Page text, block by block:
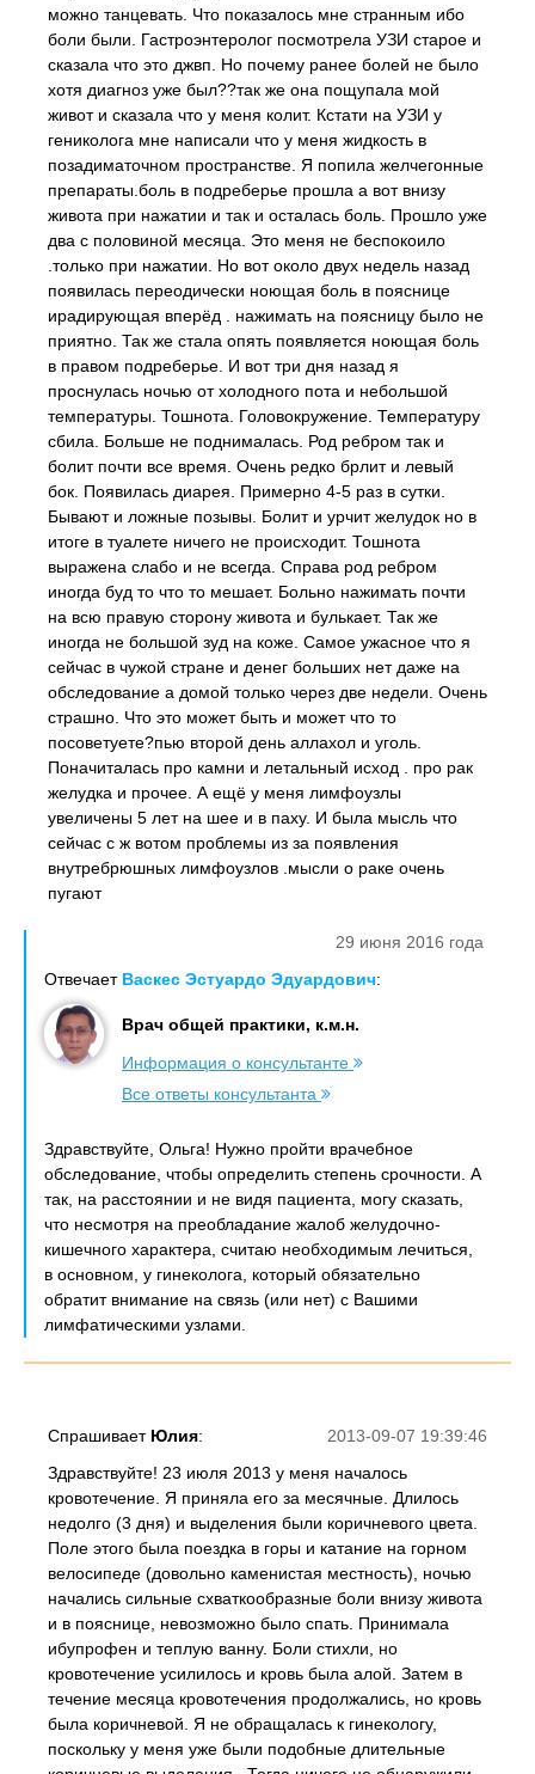
можно танцевать. Что показалось мне странным ибо
боли были. Гастроэнтеролог посмотрела УЗИ старое и
сказала что это джвп. Но почему ранее болей не было
хотя диагноз уже был??так же она пощупала мой
живот и сказала что у меня колит. Кстати на УЗИ у
гениколога мне написали что у меня жидкость в
позадиматочном пространстве. Я попила желчегонные
препараты.боль в подреберье прошла а вот внизу
живота при нажатии и так и осталась боль. Прошло уже
два с половиной месяца. Это меня не беспокоило
.только при нажатии. Но вот около двух недель назад
появилась переодически ноющая боль в пояснице
ирадирующая вперёд . нажимать на поясницу было не
приятно. Так же стала опять появляется ноющая боль
в правом подреберье. И вот три дня назад я
проснулась ночью от холодного пота и небольшой
температуры. Тошнота. Головокружение. Температуру
сбила. Больше не поднималась. Род ребром так и
болит почти все время. Очень редко брлит и левый
бок. Появилась диарея. Примерно 4-5 раз в сутки.
Бывают и ложные позывы. Болит и урчит желудок но в
итоге в туалете ничего не происходит. Тошнота
выражена слабо и не всегда. Справа род ребром
иногда буд то что то мешает. Больно нажимать почти
на всю правую сторону живота и булькает. Так же
иногда не большой зуд на коже. Самое ужасное что я
сейчас в чужой стране и денег больших нет даже на
обследование а домой только через две недели. Очень
страшно. Что это может быть и может что то
посоветуете?пью второй день аллахол и уголь.
Поначиталась про камни и летальный исход . про рак
желудка и прочее. А ещё у меня лимфоузлы
увеличены 5 лет на шее и в паху. И была мысль что
сейчас с ж вотом проблемы из за появления
внутребрюшных лимфоузлов .мысли о раке очень
пугают
29 июня 2016 года
Отвечает Васкес Эстуардо Эдуардович:
Врач общей практики, к.м.н.
Информация о консультанте
Все ответы консультанта
Здравствуйте, Ольга! Нужно пройти врачебное
обследование, чтобы определить степень срочности. А
так, на расстоянии и не видя пациента, могу сказать,
что несмотря на преобладание жалоб желудочно-
кишечного характера, считаю необходимым лечиться,
в основном, у гинеколога, который обязательно
обратит внимание на связь (или нет) с Вашими
лимфатическими узлами.
2013-09-07 19:39:46
Спрашивает Юлия:
Здравствуйте! 23 июля 2013 у меня началось
кровотечение. Я приняла его за месячные. Длилось
недолго (3 дня) и выделения были коричневого цвета.
Поле этого была поездка в горы и катание на горном
велосипеде (довольно каменистая местность), ночью
начались сильные схваткообразные боли внизу живота
и в пояснице, невозможно было спать. Принимала
ибупрофен и теплую ванну. Боли стихли, но
кровотечение усилилось и кровь была алой. Затем в
течение месяца кровотечения продолжались, но кровь
была коричневой. Я не обращалась к гинекологу,
поскольку у меня уже были подобные длительные